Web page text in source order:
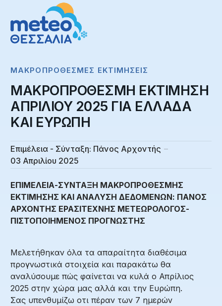
ΜΑΚΡΟΠΡΌΘΕΣΜΕΣ ΕΚΤΙΜΉΣΕΙΣ
ΜΑΚΡΟΠΡΟΘΕΣΜΗ ΕΚΤΙΜΗΣΗ
ΑΠΡΙΛΙΟΥ 2025 ΓΙΑ ΕΛΛΑΔΑ
ΚΑΙ ΕΥΡΩΠΗ
Επιμέλεια - Σύνταξη: Πάνος Αρχοντής
03 Απριλίου 2025
ΕΠΙΜΕΛΕΙΑ-ΣΥΝΤΑΞΗ ΜΑΚΡΟΠΡΟΘΕΣΜΗΣ
ΕΚΤΙΜΗΣΗΣ ΚΑΙ ΑΝΑΛΥΣΗ ΔΕΔΟΜΕΝΩΝ: ΠΑΝΟΣ
ΑΡΧΟΝΤΗΣ ΕΡΑΣΙΤΕΧΝΗΣ ΜΕΤΕΩΡΟΛΟΓΟΣ-
ΠΙΣΤΟΠΟΙΗΜΕΝΟΣ ΠΡΟΓΝΩΣΤΗΣ
Μελετήθηκαν όλα τα απαραίτητα διαθέσιμα
προγνωστικά στοιχεία και παρακάτω θα
αναλύσουμε πώς φαίνεται να κυλά ο Απρίλιος
2025 στην χώρα μας αλλά και την Ευρώπη.
Σας υπενθυμίζω οτι πέραν των 7 ημερών